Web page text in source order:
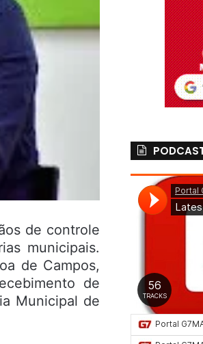
de controle
municipais.
de Campos,
de
Municipal de